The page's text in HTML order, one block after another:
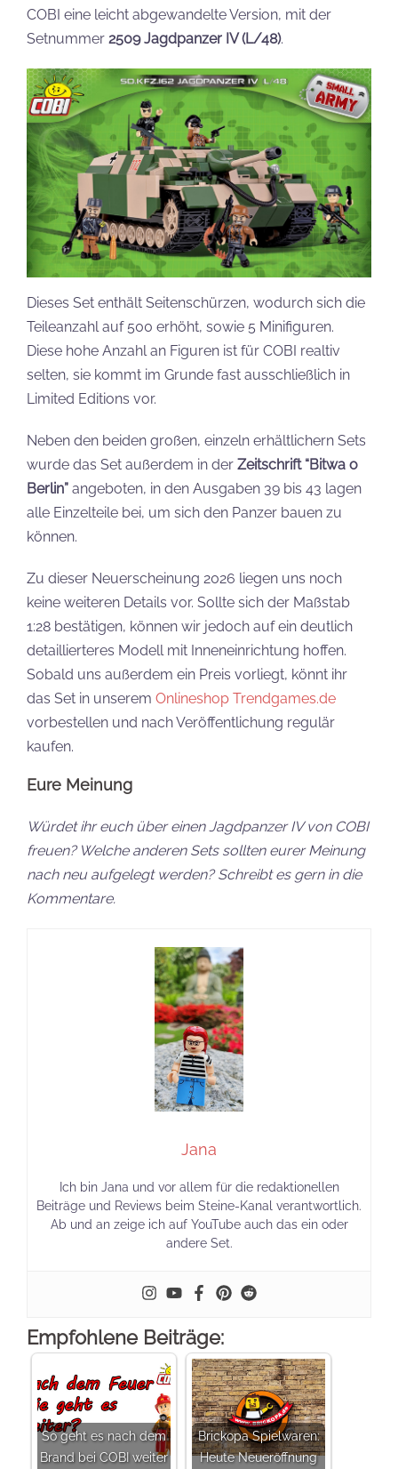
COBI eine leicht abgewandelte Version, mit der
Setnummer 2509 Jagdpanzer IV (L/48).
Dieses Set enthält Seitenschürzen, wodurch sich die
Teileanzahl auf 500 erhöht, sowie 5 Minifiguren.
Diese hohe Anzahl an Figuren ist für COBI realtiv
selten, sie kommt im Grunde fast ausschließlich in
Limited Editions vor.
Neben den beiden großen, einzeln erhältlichern Sets
wurde das Set außerdem in der Zeitschrift “Bitwa o
Berlin” angeboten, in den Ausgaben 39 bis 43 lagen
alle Einzelteile bei, um sich den Panzer bauen zu
können.
Zu dieser Neuerscheinung 2026 liegen uns noch
keine weiteren Details vor. Sollte sich der Maßstab
1:28 bestätigen, können wir jedoch auf ein deutlich
detaillierteres Modell mit Inneneinrichtung hoffen.
Sobald uns außerdem ein Preis vorliegt, könnt ihr
das Set in unserem Onlineshop Trendgames.de
vorbestellen und nach Veröffentlichung regulär
kaufen.
Eure Meinung
Würdet ihr euch über einen Jagdpanzer IV von COBI
freuen? Welche anderen Sets sollten eurer Meinung
nach neu aufgelegt werden? Schreibt es gern in die
Kommentare.
Jana
Ich bin Jana und vor allem für die redaktionellen
Beiträge und Reviews beim Steine-Kanal verantwortlich.
Ab und an zeige ich auf YouTube auch das ein oder
andere Set.
Empfohlene Beiträge:
So geht es nach dem
Brand bei COBI weiter
Brickopa Spielwaren:
Heute Neueröffnung